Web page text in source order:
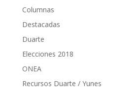
Columnas
Destacadas
Duarte
Elecciones 2018
ONEA
Recursos Duarte / Yunes